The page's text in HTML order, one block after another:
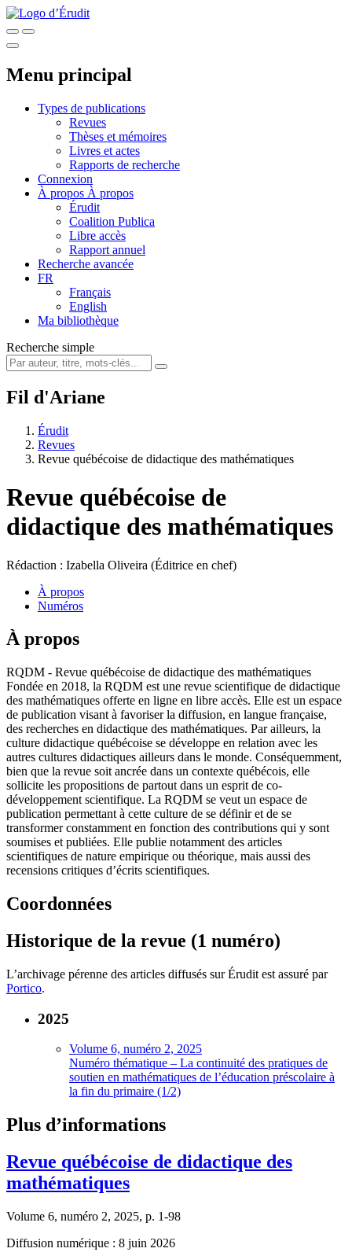
Menu principal
Types de publications
Revues
Thèses et mémoires
Livres et actes
Rapports de recherche
Connexion
À propos À propos
Érudit
Coalition Publica
Libre accès
Rapport annuel
Recherche avancée
FR
Français
English
Ma bibliothèque
Recherche simple
Fil d'Ariane
Érudit
Revues
Revue québécoise de didactique des mathématiques
Revue québécoise de
didactique des mathématiques
Rédaction : Izabella Oliveira (Éditrice en chef)
À propos
Numéros
À propos
RQDM - Revue québécoise de didactique des mathématiques
Fondée en 2018, la RQDM est une revue scientifique de didactique
des mathématiques offerte en ligne en libre accès. Elle est un espace
de publication visant à favoriser la diffusion, en langue française,
des recherches en didactique des mathématiques. Par ailleurs, la
culture didactique québécoise se développe en relation avec les
autres cultures didactiques ailleurs dans le monde. Conséquemment,
bien que la revue soit ancrée dans un contexte québécois, elle
sollicite les propositions de partout dans un esprit de co-
développement scientifique. La RQDM se veut un espace de
publication permettant à cette culture de se définir et de se
transformer constamment en fonction des contributions qui y sont
soumises et publiées. Elle publie notamment des articles
scientifiques de nature empirique ou théorique, mais aussi des
recensions critiques d’écrits scientifiques.
Coordonnées
Historique de la revue (1 numéro)
L’archivage pérenne des articles diffusés sur Érudit est assuré par
Portico.
2025
Volume 6, numéro 2, 2025
Numéro thématique – La continuité des pratiques de
soutien en mathématiques de l’éducation préscolaire à
la fin du primaire (1/2)
Plus d’informations
Revue québécoise de didactique des
mathématiques
Volume 6, numéro 2, 2025, p. 1-98
Diffusion numérique : 8 juin 2026